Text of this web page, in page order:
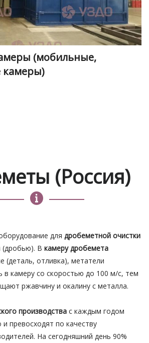
(мобильные,
камеры)
(Россия)
для дробеметной очистки
(дробью). В камеру дробемета
(деталь, отливка), метатели
камеру со скоростью до 100 м/с, тем
ржавчину и окалину с металла.
производства с каждым годом
превосходят по качеству
На сегодняшний день 90%